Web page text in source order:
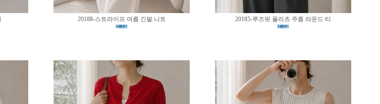
20188-스트라이프 여름 긴팔 니트 20185-루즈핏 플리츠 주름 라운드 티